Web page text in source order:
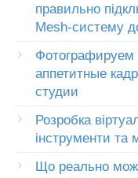
правильно
Mesh-систему
Фотографируем
аппетитные
студии
Розробка
інструменти та
Що реально